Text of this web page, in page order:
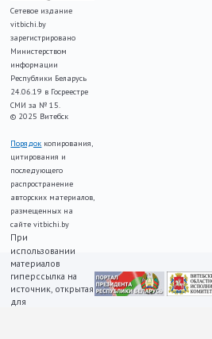
Сетевое издание
vitbichi.by
зарегистрировано
Министерством
информации
Республики Беларусь
24.06.19 в Госреестре
СМИ за № 15.
© 2025 Витебск
Порядок копирования,
цитирования и
последующего
распространение
авторских материалов,
размещенных на
сайте vitbichi.by
При
использовании
материалов
гиперссылка на
источник, открытая
для